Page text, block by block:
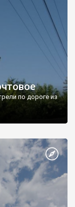
по дороге из